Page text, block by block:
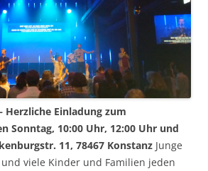
Herzliche Einladung zum
Sonntag, 10:00 Uhr, 12:00 Uhr und
11, 78467 Konstanz Junge
viele Kinder und Familien jeden